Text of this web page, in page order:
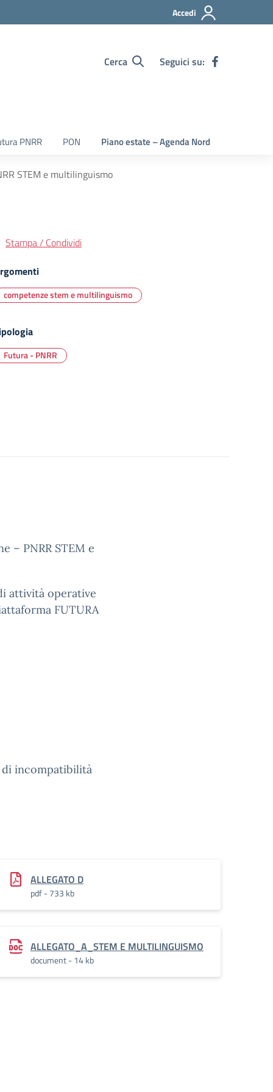
Accedi
Cerca Seguici su:
PNRR PON Piano estate – Agenda Nord
STEM e multilinguismo
Stampa / Condividi
competenze stem e multilinguismo
Futura - PNRR
– PNRR STEM e
attività operative
FUTURA
di incompatibilità
ALLEGATO D
pdf - 733 kb
ALLEGATO_A_STEM E MULTILINGUISMO
document - 14 kb